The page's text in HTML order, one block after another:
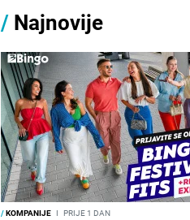
/ Najnovije
/KOMPANIJE I PRIJE 1 DAN